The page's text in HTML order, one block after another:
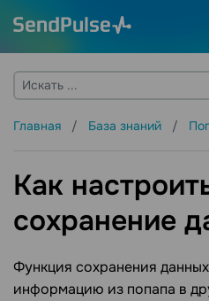
Главная База знаний
Как
сохранение
Функция сохранения
информацию из попапа в